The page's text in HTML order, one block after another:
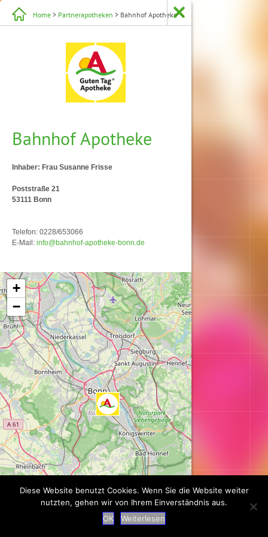
Home > Partnerapotheken > Bahnhof Apotheke
Bahnhof Apotheke
Inhaber: Frau Susanne Frisse
Poststraße 21
53111 Bonn
Telefon: 0228/653066
E-Mail: info@bahnhof-apotheke-bonn.de
Karte wird geladen...
+
−
Leaflet| ©OpenStreetMap contributors
Kontakt
Diese Website benutzt Cookies. Wenn Sie die Website weiter
nutzten, gehen wir von Ihrem Einverständnis aus.
OK
Weiterlesen